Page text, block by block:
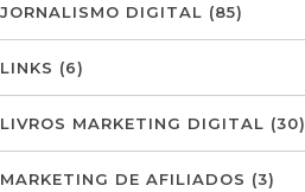
JORNALISMO DIGITAL (85)
LINKS (6)
LIVROS MARKETING DIGITAL (30)
MARKETING DE AFILIADOS (3)